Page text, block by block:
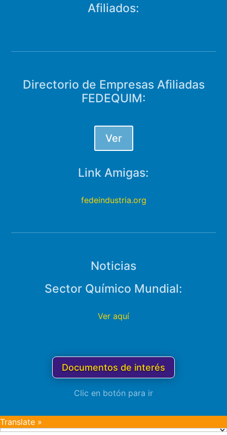
Afiliados:
Directorio de Empresas Afiliadas
FEDEQUIM:
Ver
Link Amigas:
fedeindustria.org
Noticias
Sector Químico Mundial:
Ver aquí
Documentos de interés
Clic en botón para ir
Translate »